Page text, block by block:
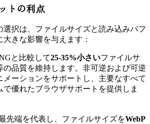
トの利点
選択は、ファイルサイズと読み込みパフ
きな影響を与えます：
と比較して25-35%小さいファイルサ
の品質を維持します。非可逆および可逆
メーションをサポートし、主要なすべて
優れたブラウザサポートを提供しま
先端を代表し、ファイルサイズをWebP